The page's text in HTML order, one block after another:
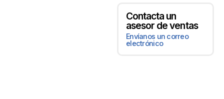
Contacta un
asesor de ventas
Envíanos un correo
electrónico